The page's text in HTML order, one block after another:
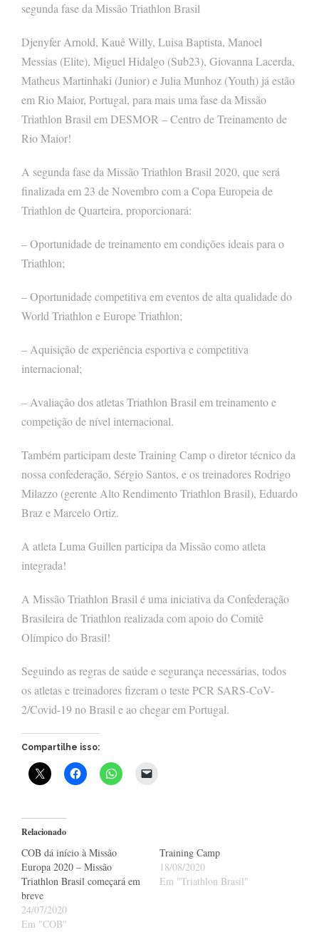
segunda fase da Missão Triathlon Brasil
Djenyfer Arnold, Kauê Willy, Luisa Baptista, Manoel
Messias (Elite), Miguel Hidalgo (Sub23), Giovanna Lacerda,
Matheus Martinhaki (Junior) e Julia Munhoz (Youth) já estão
em Rio Maior, Portugal, para mais uma fase da Missão
Triathlon Brasil em DESMOR – Centro de Treinamento de
Rio Maior!
A segunda fase da Missão Triathlon Brasil 2020, que será
finalizada em 23 de Novembro com a Copa Europeia de
Triathlon de Quarteira, proporcionará:
– Oportunidade de treinamento em condições ideais para o
Triathlon;
– Oportunidade competitiva em eventos de alta qualidade do
World Triathlon e Europe Triathlon;
– Aquisição de experiência esportiva e competitiva
internacional;
– Avaliação dos atletas Triathlon Brasil em treinamento e
competição de nível internacional.
Também participam deste Training Camp o diretor técnico da
nossa confederação, Sérgio Santos, e os treinadores Rodrigo
Milazzo (gerente Alto Rendimento Triathlon Brasil), Eduardo
Braz e Marcelo Ortiz.
A atleta Luma Guillen participa da Missão como atleta
integrada!
A Missão Triathlon Brasil é uma iniciativa da Confederação
Brasileira de Triathlon realizada com apoio do Comitê
Olímpico do Brasil!
Seguindo as regras de saúde e segurança necessárias, todos
os atletas e treinadores fizeram o teste PCR SARS-CoV-
2/Covid-19 no Brasil e ao chegar em Portugal.
Compartilhe isso:
Relacionado
COB dá início à Missão
Europa 2020 – Missão
Triathlon Brasil começará em
breve
24/07/2020
Em "COB"
Training Camp
18/08/2020
Em "Triathlon Brasil"